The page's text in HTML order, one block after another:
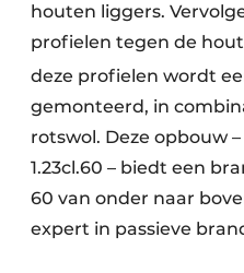
houten liggers.
profielen tegen de
deze profielen wordt
gemonteerd, in
rotswol. Deze opbouw
1.23cl.60 – biedt een
60 van onder naar
expert in passieve